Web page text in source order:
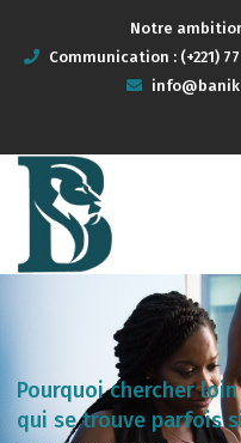
Notre
Communication : (+221)
Pourquoi chercher
qui se trouve parfois